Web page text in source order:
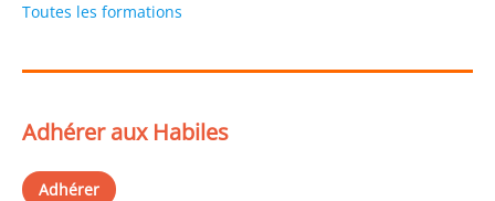
Toutes les formations
Adhérer aux Habiles
Adhérer